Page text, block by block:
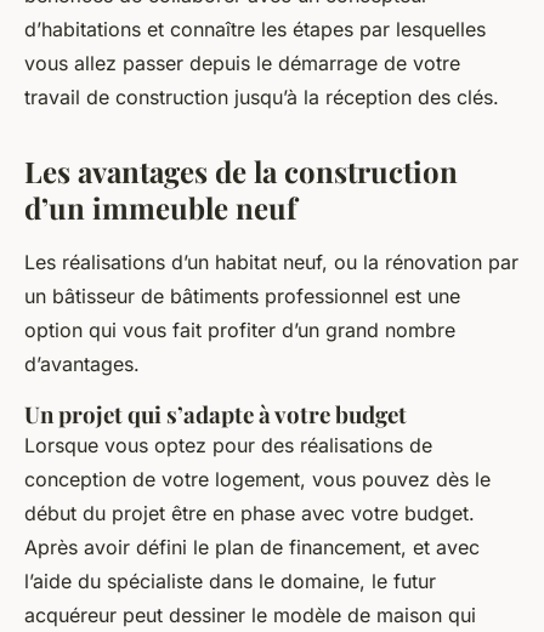
d’habitations et connaître les étapes par lesquelles
vous allez passer depuis le démarrage de votre
travail de construction jusqu’à la réception des clés.
Les avantages de la construction
d’un immeuble neuf
Les réalisations d’un habitat neuf, ou la rénovation par
un bâtisseur de bâtiments professionnel est une
option qui vous fait profiter d’un grand nombre
d’avantages.
Un projet qui s’adapte à votre budget
Lorsque vous optez pour des réalisations de
conception de votre logement, vous pouvez dès le
début du projet être en phase avec votre budget.
Après avoir défini le plan de financement, et avec
l’aide du spécialiste dans le domaine, le futur
acquéreur peut dessiner le modèle de maison qui